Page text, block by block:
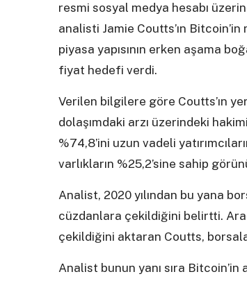
resmi sosyal medya hesabı
analisti Jamie Coutts’ın
piyasa yapısının erken aşama
fiyat hedefi verdi.
Verilen bilgilere göre Coutts’ın
dolaşımdaki arzı üzerindeki
%74,8’ini uzun vadeli
varlıkların %25,2’sine sahip
Analist, 2020 yılından bu yana
cüzdanlara çekildiğini belirtti.
çekildiğini aktaran Coutts,
Analist bunun yanı sıra